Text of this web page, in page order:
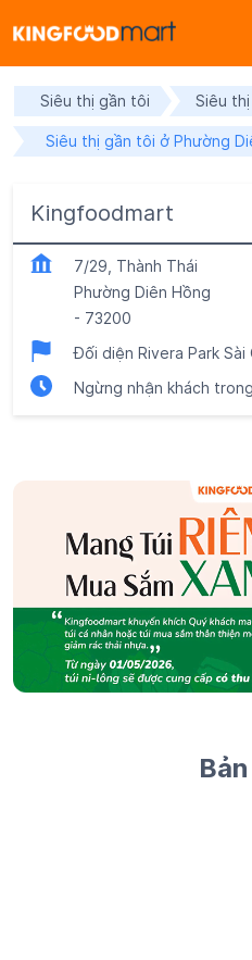
Siêu thị gần tôi Siêu
Siêu thị gần tôi ở Phường
Kingfoodmart
7/29, Thành Thái
Phường Diên Hồng
- 73200
Đối diện Rivera Park Sài
Ngừng nhận khách